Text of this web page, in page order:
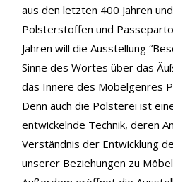
aus den letzten 400 Jahren
Polsterstoffen und
Jahren will die Ausstellung
Sinne des Wortes über das
das Innere des Möbelgenres
Denn auch die Polsterei ist
entwickelnde Technik, deren
Verständnis der Entwicklung
unserer Beziehungen zu